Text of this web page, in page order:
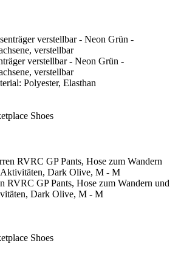
verstellbar - Neon Grün -
verstellbar
Polyester, Elasthan
RVRC GP Pants, Hose zum Wandern und
Dark Olive, M - M